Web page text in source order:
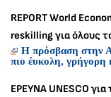
REPORT World
reskilling για όλους
H πρόσβαση στην
πιο έυκολη, γρήγορη
ΕΡΕΥΝΑ UNESCO